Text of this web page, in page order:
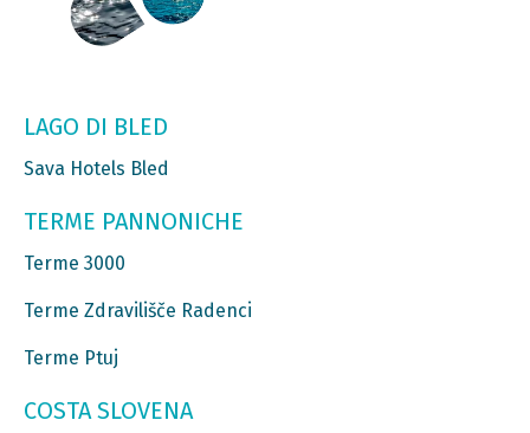
LAGO DI BLED
Sava Hotels Bled
TERME PANNONICHE
Terme 3000
Terme Zdravilišče Radenci
Terme Ptuj
COSTA SLOVENA